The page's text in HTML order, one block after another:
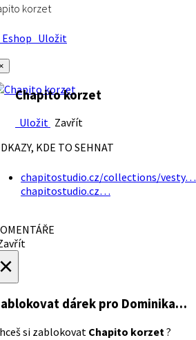
korzet
Uložit
Chapito korzet
Uložit Zavřít
KDE TO SEHNAT
chapitostudio.cz/collections/vesty…
chapitostudio.cz…
dárek pro Dominika…
si zablokovat Chapito korzet?